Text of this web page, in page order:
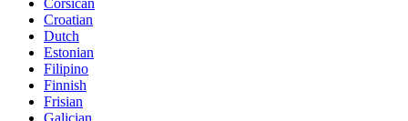
Croatian
Dutch
Estonian
Filipino
Finnish
Frisian
Galician